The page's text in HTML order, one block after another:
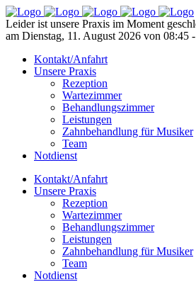
Leider ist unsere Praxis im Moment
am Dienstag, 11. August 2026 von 08:45
Kontakt/Anfahrt
Unsere Praxis
Rezeption
Wartezimmer
Behandlungszimmer
Leistungen
Zahnbehandlung für Musiker
Team
Notdienst
Kontakt/Anfahrt
Unsere Praxis
Rezeption
Wartezimmer
Behandlungszimmer
Leistungen
Zahnbehandlung für Musiker
Team
Notdienst